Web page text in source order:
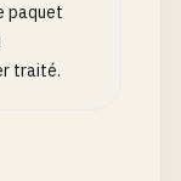
paquet
traité.